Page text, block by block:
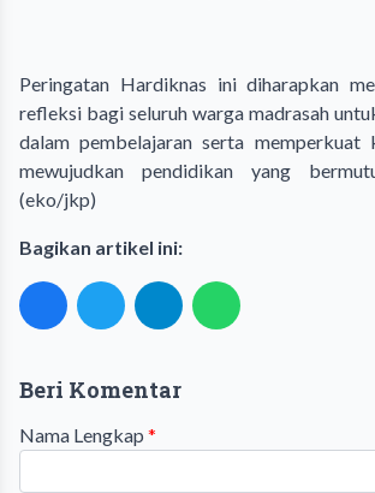
Peringatan Hardiknas ini diharapkan
refleksi bagi seluruh warga madrasah
dalam pembelajaran serta memperkuat
mewujudkan pendidikan yang
(eko/jkp)
Bagikan artikel ini:
Beri Komentar
Nama Lengkap *